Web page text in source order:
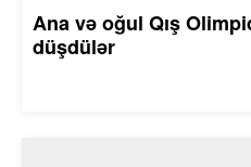
Ana və oğul Qış
düşdülər